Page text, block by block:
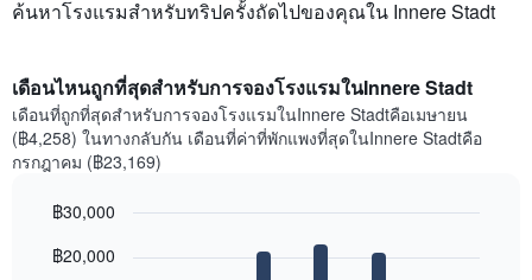
ค้นหาโรงแรมสำหรับทริปครั้งถัดไปของคุณใน Innere Stadt
เดือนไหนถูกที่สุดสำหรับการจองโรงแรมในInnere Stadt
เดือนที่ถูกที่สุดสำหรับการจองโรงแรมในInnere Stadtคือเมษายน
(฿4,258) ในทางกลับกัน เดือนที่ค่าที่พักแพงที่สุดในInnere Stadtคือ
กรกฎาคม (฿23,169)
chart
graphic.
฿20,000
฿30,000